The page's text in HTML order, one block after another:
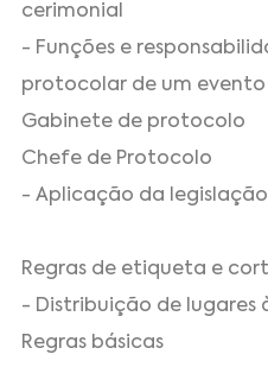
cerimonial
- Funções e
protocolar de um evento
Gabinete de protocolo
Chefe de Protocolo
- Aplicação da
Regras de etiqueta e
- Distribuição de lugares
Regras básicas